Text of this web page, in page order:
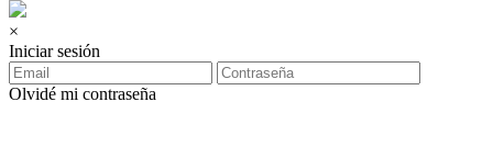
×
Iniciar sesión
Olvidé mi contraseña